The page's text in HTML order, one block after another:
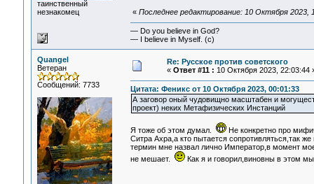
таинственный
незнакомец
« Последнее редактирование: 10 Октября 2023,
— Do you believe in God?
— I believe in Myself. (c)
Quangel
Ветеран
Сообщений: 7733
Re: Русское против советского
« Ответ #11 : 10 Октября 2023, 22:03:44
Цитата: Феникс от 10 Октября 2023, 00:01:33
А заговор оный чудовищно масштабен и
проект) неких Метафизических Инстанций
Я тоже об этом думал.
Не конкретно про
Ситра Ахра,а кто пытается сопротивляться,так
термин мне назвал лично Император,в момент
не мешает.
Как я и говорил,виновны в этом